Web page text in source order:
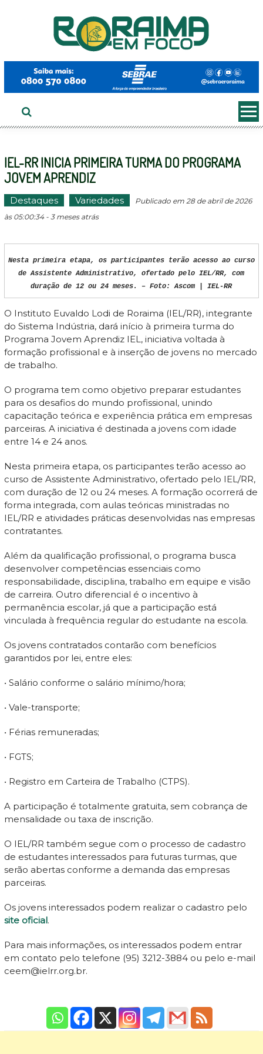
IEL-RR INICIA PRIMEIRA TURMA DO PROGRAMA
JOVEM APRENDIZ
Destaques Variedades
Publicado em 28 de abril de 2026
às 05:00:34 - 3 meses atrás
Nesta primeira etapa, os participantes terão acesso ao curso
de Assistente Administrativo, ofertado pelo IEL/RR, com
duração de 12 ou 24 meses. – Foto: Ascom | IEL-RR
O Instituto Euvaldo Lodi de Roraima (IEL/RR), integrante
do Sistema Indústria, dará início à primeira turma do
Programa Jovem Aprendiz IEL, iniciativa voltada à
formação profissional e à inserção de jovens no mercado
de trabalho.
O programa tem como objetivo preparar estudantes
para os desafios do mundo profissional, unindo
capacitação teórica e experiência prática em empresas
parceiras. A iniciativa é destinada a jovens com idade
entre 14 e 24 anos.
Nesta primeira etapa, os participantes terão acesso ao
curso de Assistente Administrativo, ofertado pelo IEL/RR,
com duração de 12 ou 24 meses. A formação ocorrerá de
forma integrada, com aulas teóricas ministradas no
IEL/RR e atividades práticas desenvolvidas nas empresas
contratantes.
Além da qualificação profissional, o programa busca
desenvolver competências essenciais como
responsabilidade, disciplina, trabalho em equipe e visão
de carreira. Outro diferencial é o incentivo à
permanência escolar, já que a participação está
vinculada à frequência regular do estudante na escola.
Os jovens contratados contarão com benefícios
garantidos por lei, entre eles:
• Salário conforme o salário mínimo/hora;
• Vale-transporte;
• Férias remuneradas;
• FGTS;
• Registro em Carteira de Trabalho (CTPS).
A participação é totalmente gratuita, sem cobrança de
mensalidade ou taxa de inscrição.
O IEL/RR também segue com o processo de cadastro
de estudantes interessados para futuras turmas, que
serão abertas conforme a demanda das empresas
parceiras.
Os jovens interessados podem realizar o cadastro pelo
site oficial.
Para mais informações, os interessados podem entrar
em contato pelo telefone (95) 3212-3884 ou pelo e-mail
ceem@ielrr.org.br.